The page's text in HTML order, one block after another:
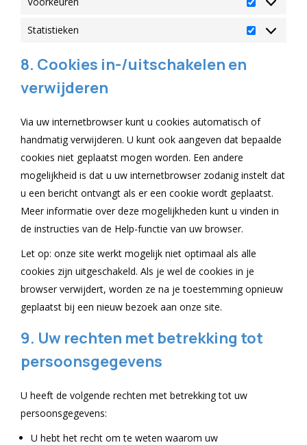
Voorkeuren
Statistieken
Statistieken
8. Cookies in-/uitschakelen en
verwijderen
Via uw internetbrowser kunt u cookies automatisch of
handmatig verwijderen. U kunt ook aangeven dat bepaalde
cookies niet geplaatst mogen worden. Een andere
mogelijkheid is dat u uw internetbrowser zodanig instelt dat
u een bericht ontvangt als er een cookie wordt geplaatst.
Meer informatie over deze mogelijkheden kunt u vinden in
de instructies van de Help-functie van uw browser.
Let op: onze site werkt mogelijk niet optimaal als alle
cookies zijn uitgeschakeld. Als je wel de cookies in je
browser verwijdert, worden ze na je toestemming opnieuw
geplaatst bij een nieuw bezoek aan onze site.
9. Uw rechten met betrekking tot
persoonsgegevens
U heeft de volgende rechten met betrekking tot uw
persoonsgegevens:
U hebt het recht om te weten waarom uw